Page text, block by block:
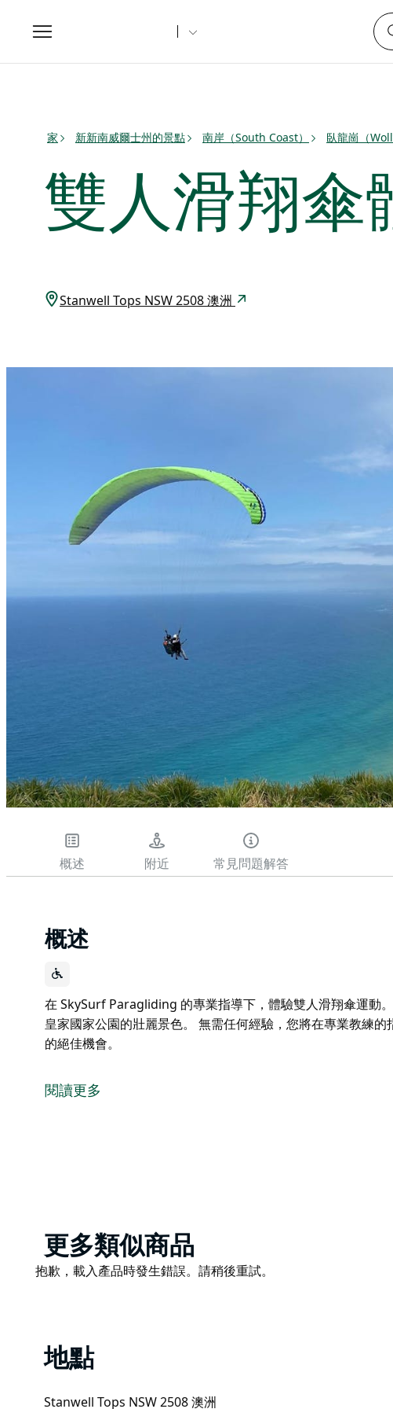
Toggle
navigation
家 新新南威爾士州的景點 南岸（South Coast） 臥龍崗（
雙人滑翔傘
Stanwell Tops NSW 2508 澳洲
概述 附近 常見問題解答
概述
在 SkySurf Paragliding 的專業指導下，體驗雙人滑翔傘運動
皇家國家公園的壯麗景色。 無需任何經驗，您將在專業教練
的絕佳機會。
翱翔於海平面之上，欣賞斯坦威爾公園和皇家國家公園的壯麗景
閱讀更多
Product
List
更多類似商品
Product
抱歉，載入產品時發生錯誤。請稍後重試。
地點
Stanwell Tops NSW 2508 澳洲